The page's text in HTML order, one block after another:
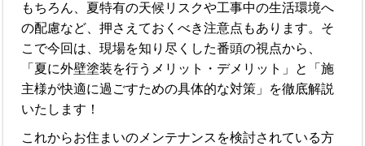
もちろん、夏特有の天候リスクや工事中の生活環境へ
の配慮など、押さえておくべき注意点もあります。そ
こで今回は、現場を知り尽くした番頭の視点から、
「夏に外壁塗装を行うメリット・デメリット」と「施
主様が快適に過ごすための具体的な対策」を徹底解説
いたします！
これからお住まいのメンテナンスを検討されている方